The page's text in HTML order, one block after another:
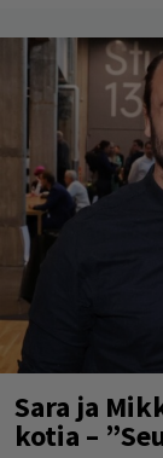
Sara ja
kotia –